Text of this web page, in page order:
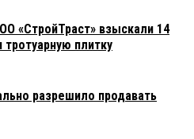
«СтройТраст» взыскали 14
тротуарную плитку
разрешило продавать